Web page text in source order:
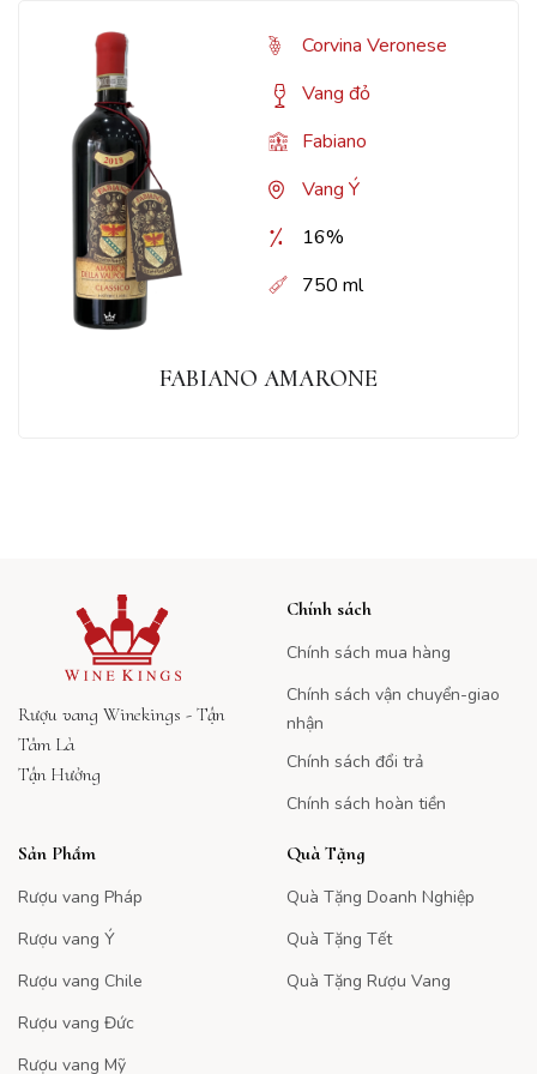
Corvina Veronese
Vang đỏ
Fabiano
Vang Ý
16%
750 ml
FABIANO AMARONE
Rượu vang Winekings - Tận
Tâm Là
Tận Hưởng
Chính sách
Chính sách mua hàng
Chính sách vận chuyển-giao
nhận
Chính sách đổi trả
Chính sách hoàn tiền
Sản Phẩm
Rượu vang Pháp
Rượu vang Ý
Rượu vang Chile
Rượu vang Đức
Rượu vang Mỹ
Quà Tặng
Quà Tặng Doanh Nghiệp
Quà Tặng Tết
Quà Tặng Rượu Vang